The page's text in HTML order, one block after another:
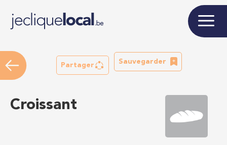
Partager
Sauvegarder
Croissant